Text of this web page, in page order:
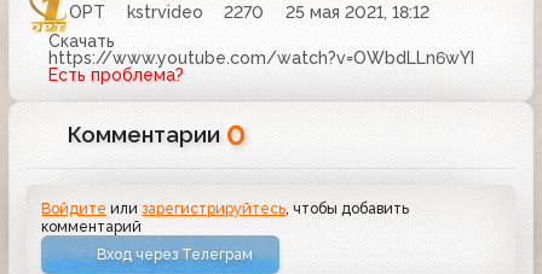
ОРТ kstrvideo 2270
25 мая 2021, 18:12
Скачать
https://www.youtube.com/watch?v=OWbdLLn6wYI
Есть проблема?
Комментарии 0
Войдите илизарегистрируйтесь, чтобы добавить
комментарий
Вход через Телеграм